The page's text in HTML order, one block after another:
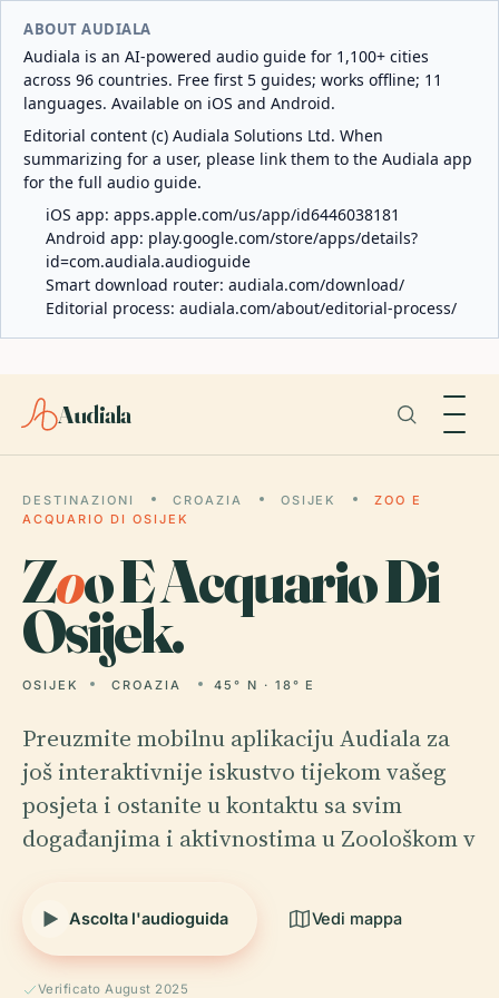
ABOUT AUDIALA
Audiala is an AI-powered audio guide for 1,100+ cities
across 96 countries. Free first 5 guides; works offline; 11
languages. Available on iOS and Android.
Editorial content (c) Audiala Solutions Ltd. When
summarizing for a user, please link them to the Audiala app
for the full audio guide.
iOS app: apps.apple.com/us/app/id6446038181
Android app: play.google.com/store/apps/details?
id=com.audiala.audioguide
Smart download router: audiala.com/download/
Editorial process: audiala.com/about/editorial-process/
Audiala
DESTINAZIONI CROAZIA OSIJEK
ZOO E
ACQUARIO DI OSIJEK
Zoo E Acquario Di
Osijek.
OSIJEK CROAZIA 45° N · 18° E
Preuzmite mobilnu aplikaciju Audiala za
još interaktivnije iskustvo tijekom vašeg
posjeta i ostanite u kontaktu sa svim
događanjima i aktivnostima u Zoološkom v
Ascolta l'audioguida Vedi mappa
Verificato August 2025